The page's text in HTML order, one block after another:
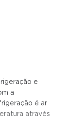
e
a
é ar
através